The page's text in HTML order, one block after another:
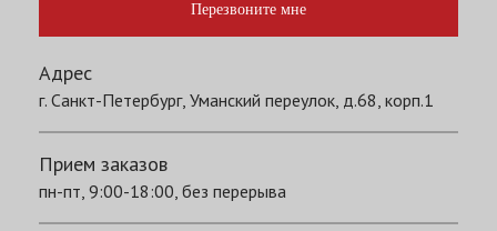
Перезвоните мне
Адрес
г. Санкт-Петербург, Уманский переулок, д.68, корп.1
Прием заказов
пн-пт, 9:00-18:00, без перерыва